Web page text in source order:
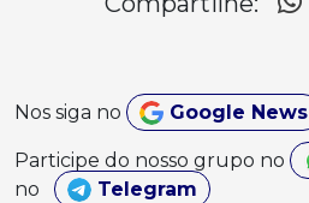
Nos siga no Google News
Participe do nosso grupo no
no
Telegram